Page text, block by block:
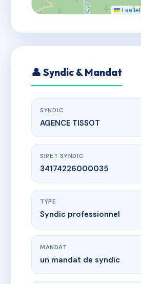
Leaflet
👤 Syndic & Mandat
SYNDIC
AGENCE TISSOT
SIRET SYNDIC
34174226000035
TYPE
Syndic professionnel
MANDAT
un mandat de syndic